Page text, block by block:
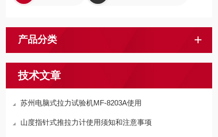
产品分类
技术文章
苏州电脑式拉力试验机MF-8203A使用
山度指针式推拉力计使用须知和注意事项